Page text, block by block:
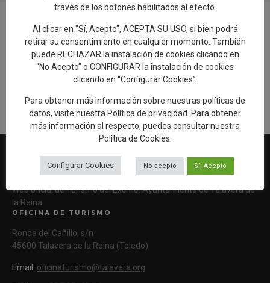
Añadir reseña en Google
Rellenar encuesta de calidad
Web oficial de Turismo del Excmo. Ayuntamiento de Talavera de
la Reina
OFICINA DE TURISMO
Ronda del Cañillo, s/n
45600 Talavera de la Reina (Toledo)
Email: oficinaturismo@talavera.org
través de los botones habilitados al efecto.
Al clicar en "Sí, Acepto", ACEPTA SU USO, si bien podrá
retirar su consentimiento en cualquier momento. También
puede RECHAZAR la instalación de cookies clicando en
“No Acepto" o CONFIGURAR la instalación de cookies
clicando en “Configurar Cookies”.
Para obtener más información sobre nuestras políticas de
datos, visite nuestra Política de privacidad. Para obtener
más información al respecto, puedes consultar nuestra
Política de Cookies.
Configurar Cookies No acepto Sí, Acepto